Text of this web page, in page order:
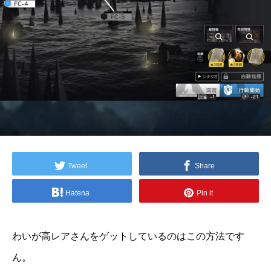
Tweet Share
Hatena Pin it
わいが高レアさんをゲットしているのはこの方法です
ん。